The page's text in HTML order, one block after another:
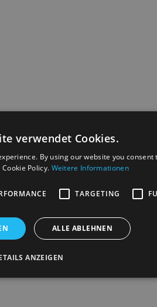
verwendet Cookies.
By using our website you consent
Policy. Weitere Informationen
TARGETING
ALLE ABLEHNEN
ANZEIGEN